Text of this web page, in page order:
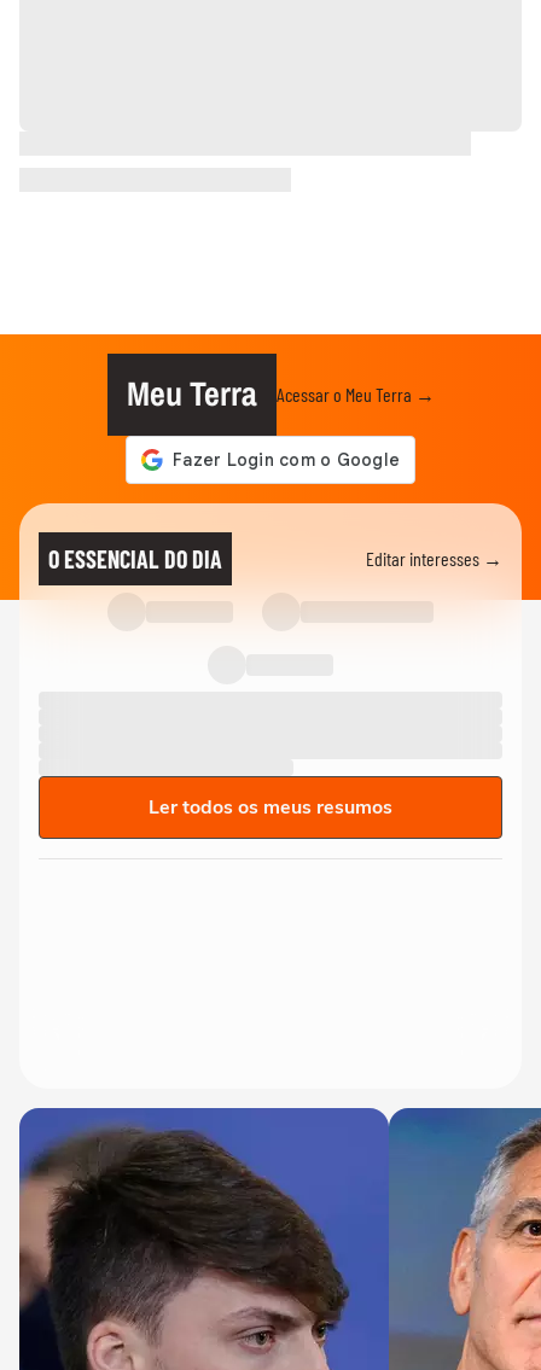
Meu Terra Acessar o Meu Terra →
O ESSENCIAL DO DIA Editar interesses →
Ler todos os meus resumos